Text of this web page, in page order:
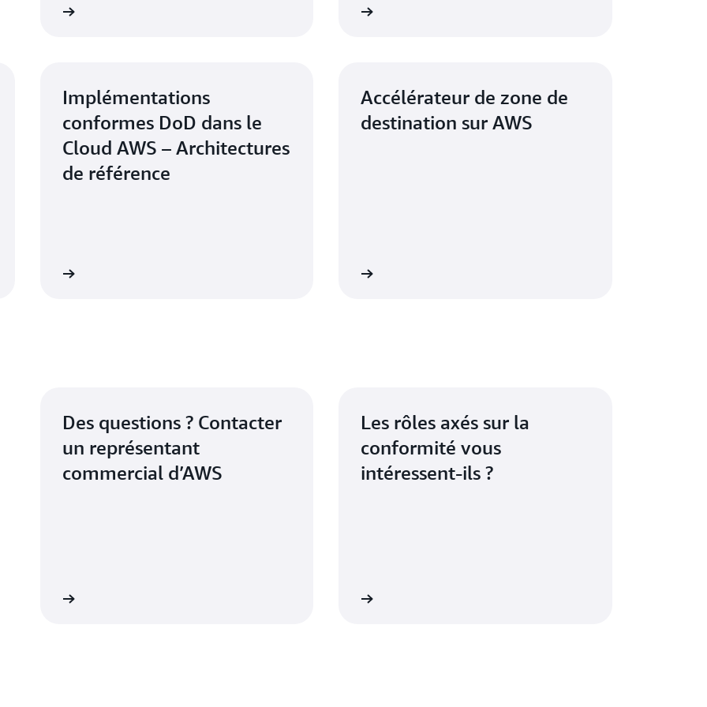
Implémentations
conformes DoD dans le
Cloud AWS – Architectures
de référence
Accélérateur de zone de
destination sur AWS
Des questions ? Contacter
un représentant
commercial d’AWS
Les rôles axés sur la
conformité vous
intéressent-ils ?